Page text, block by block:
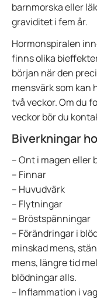
barnmorska eller
graviditet i fem år.
Hormonspiralen
finns olika
början när den
mensvärk som kan
två veckor. Om du
veckor bör du
Biverkningar
– Ont i magen eller
– Finnar
– Huvudvärk
– Flytningar
– Bröstspänningar
– Förändringar i
minskad mens,
mens, längre tid
blödningar alls.
– Inflammation i